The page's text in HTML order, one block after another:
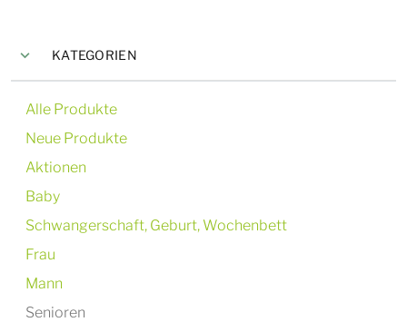
KATEGORIEN
Alle Produkte
Neue Produkte
Aktionen
Baby
Schwangerschaft, Geburt, Wochenbett
Frau
Mann
Senioren